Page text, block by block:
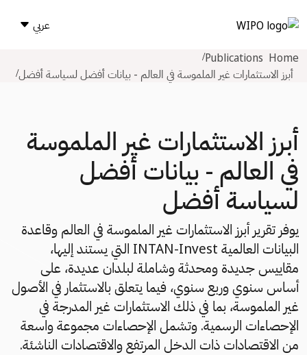
عربي
Home
Publications
أبرز الاستثمارات غير الملموسة في العالم - بيانات أفضل لسياسة أفضل
أبرز الاستثمارات غير الملموسة
في العالم - بيانات أفضل
لسياسة أفضل
يوفر تقرير أبرز الاستثمارات غير الملموسة في العالم وقاعدة
البيانات العالمية INTAN-Invest التي يستند إليها،
مقاييس جديدة ومحدثة وشاملة لبلدان عديدة، على
أساس سنوي وربع سنوي، فيما يتعلق بالاستثمار في الأصول
غير الملموسة، بما في ذلك الاستثمارات غير المدرجة في
الإحصاءات الرسمية. وتشمل الإحصاءات مجموعة واسعة
من الاقتصادات ذات الدخل المرتفع والاقتصادات الناشئة.